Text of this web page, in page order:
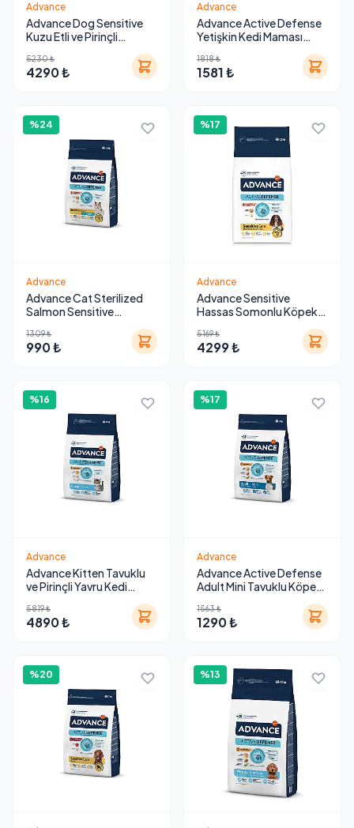
Advance
Advance Dog Sensitive
Kuzu Etli ve Pirinçli
Kg
5230 ₺
4290 ₺
Advance
Advance Active Defense
Yetişkin Kedi Maması
Kg
1818 ₺
1581 ₺
%24
Advance
Advance Cat Sterilized
Salmon Sensitive
Kedi Maması 1.5 Kg
1309 ₺
990 ₺
%17
Advance
Advance Sensitive
Hassas Somonlu Köpek
5169 ₺
4299 ₺
%16
Advance
Advance Kitten Tavuklu
ve Pirinçli Yavru Kedi
5819 ₺
4890 ₺
%17
Advance
Advance Active Defense
Adult Mini Tavuklu Köpek
1563 ₺
1290 ₺
%20 %13